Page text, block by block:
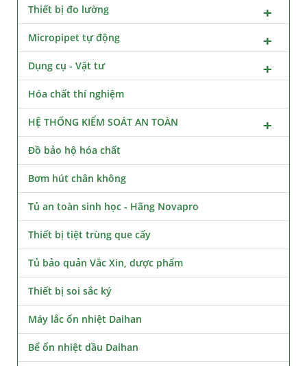
Thiết bị đo lường
Micropipet tự động
Dụng cụ - Vật tư
Hóa chất thí nghiệm
HỆ THỐNG KIỂM SOÁT AN TOÀN
Đồ bảo hộ hóa chất
Bơm hút chân không
Tủ an toàn sinh học - Hãng Novapro
Thiết bị tiệt trùng que cấy
Tủ bảo quản Vắc Xin, dược phẩm
Thiết bị soi sắc ký
Máy lắc ổn nhiệt Daihan
Bể ổn nhiệt dầu Daihan